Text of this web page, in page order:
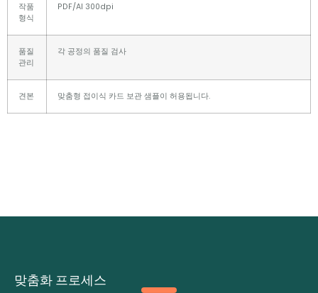
작품
형식
PDF/AI 300dpi
품질
관리
각 공정의 품질 검사
견본 맞춤형 접이식 카드 보관 샘플이 허용됩니다.
맞춤화 프로세스